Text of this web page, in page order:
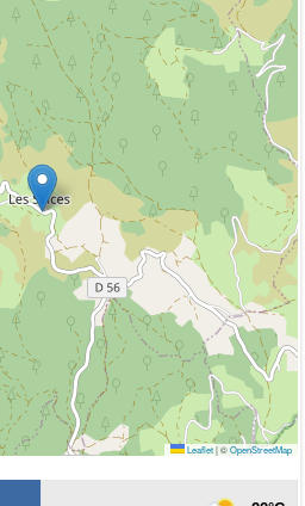
Leaflet |©OpenStreetMap